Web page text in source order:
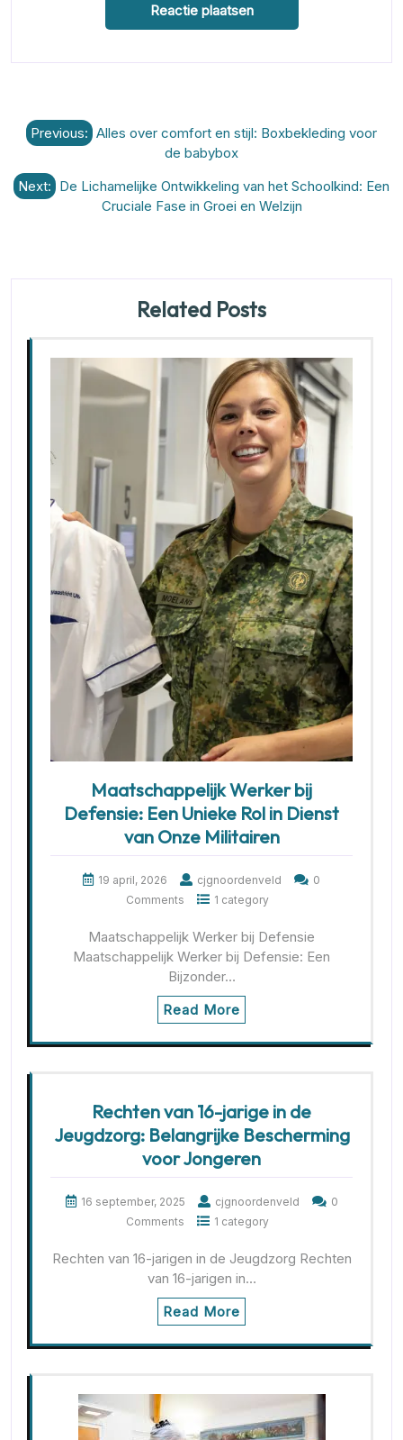
Berichtnavigatie
Previous: Alles over comfort en stijl: Boxbekleding voor
de babybox
Next: De Lichamelijke Ontwikkeling van het Schoolkind: Een
Cruciale Fase in Groei en Welzijn
Related Posts
Maatschappelijk Werker bij
Defensie: Een Unieke Rol in Dienst
van Onze Militairen
19 april, 2026 cjgnoordenveld
0
Comments
1 category
Maatschappelijk Werker bij Defensie
Maatschappelijk Werker bij Defensie: Een
Bijzonder…
Read More
Rechten van 16-jarige in de
Jeugdzorg: Belangrijke Bescherming
voor Jongeren
16 september, 2025 cjgnoordenveld
0
Comments
1 category
Rechten van 16-jarigen in de Jeugdzorg Rechten
van 16-jarigen in…
Read More